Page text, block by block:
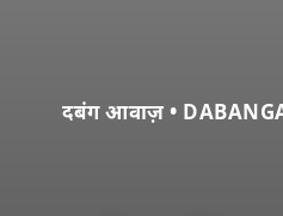
दबंग आवाज़ •